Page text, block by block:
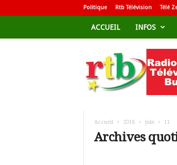
Politique Rtb Télévision Télé
ACCUEIL INFOS
d
i
Accueil 2018 juin 11
Archives